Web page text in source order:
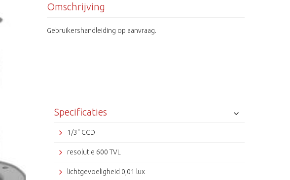
Omschrijving
Gebruikershandleiding op aanvraag.
Specificaties
1/3" CCD
resolutie 600 TVL
lichtgevoeligheid 0,01 lux